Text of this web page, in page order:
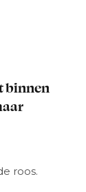
binnen
roos.